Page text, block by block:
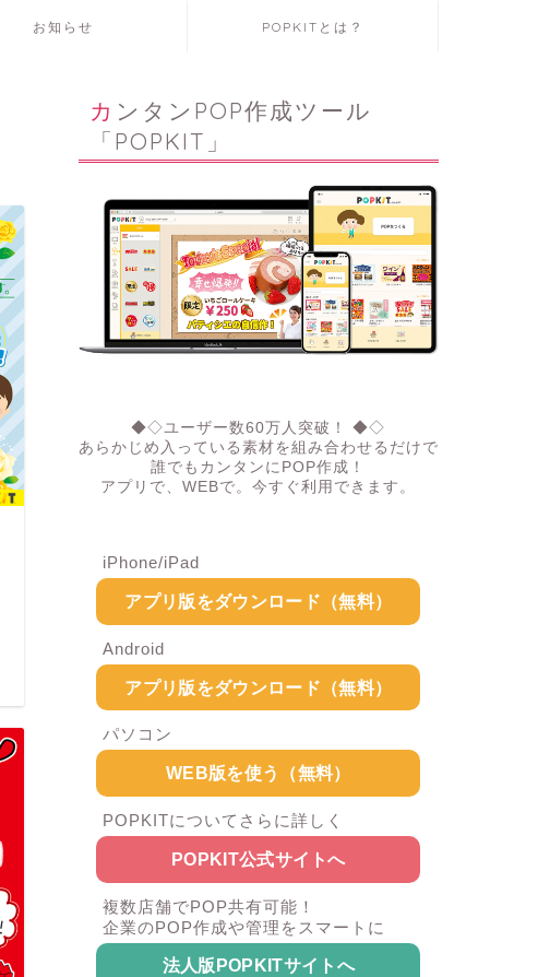
お知らせ POPKITとは？
カンタンPOP作成ツール
「POPKIT」
◆◇ユーザー数60万人突破！ ◆◇
あらかじめ入っている素材を組み合わせるだけで
誰でもカンタンにPOP作成！
アプリで、WEBで。今すぐ利用できます。
iPhone/iPad
アプリ版をダウンロード（無料）
Android
アプリ版をダウンロード（無料）
パソコン
WEB版を使う（無料）
POPKITについてさらに詳しく
POPKIT公式サイトへ
複数店舗でPOP共有可能！
企業のPOP作成や管理をスマートに
法人版POPKITサイトへ